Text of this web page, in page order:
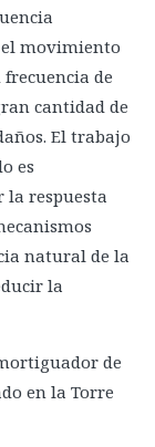
movimiento
de
cantidad de
El trabajo
es
respuesta
natural de la
la
de
en la Torre